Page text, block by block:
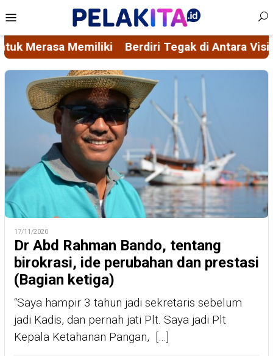
to
content
Menu
di Antara Visi Misi FORMAS dan Ascacita
17/11/2020
Dr Abd Rahman Bando, tentang
birokrasi, ide perubahan dan prestasi
(Bagian ketiga)
“Saya hampir 3 tahun jadi sekretaris sebelum
jadi Kadis, dan pernah jati Plt. Saya jadi Plt
Kepala Ketahanan Pangan, […]